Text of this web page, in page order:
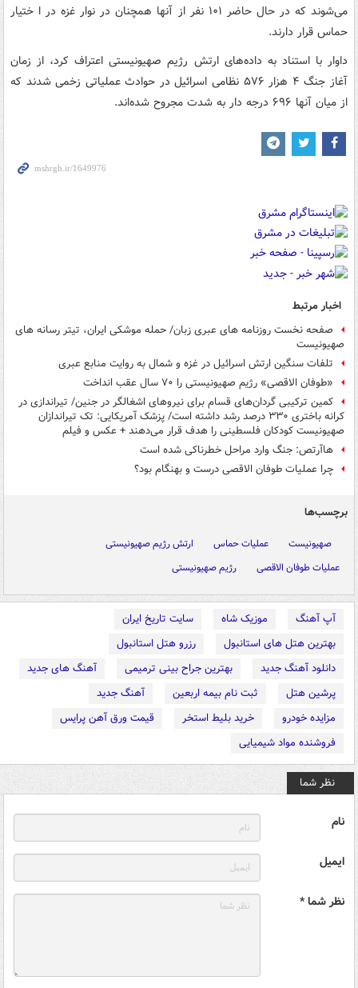
می‌شوند که در حال حاضر ۱۰۱ نفر از آنها همچنان در نوار غزه در ا ختیار
حماس قرار دارند.
داوار با استناد به داده‌های ارتش رژیم صهیونیستی اعتراف کرد، از زمان
آغاز جنگ ۴ هزار ۵۷۶ نظامی اسرائیل در حوادث عملیاتی زخمی‌ شدند که
از میان آنها ۶۹۶ درجه دار به شدت مجروح شده‌اند.
اخبار مرتبط
صفحه نخست روزنامه های عبری زبان/ حمله موشکی ایران، تیتر رسانه های
صهیونیست
تلفات سنگین ارتش اسرائیل در غزه و شمال به روایت منابع عبری
«طوفان الاقصی» رژیم صهیونیستی را ۷۰ سال عقب انداخت
کمین ترکیبی گردان‌های قسام برای نیروهای اشغالگر در جنین/ تیراندازی در
کرانه باختری ۳۳۰ درصد رشد داشته است/ پزشک آمریکایی: تک تیراندازان
صهیونیست کودکان فلسطینی‌ را هدف قرار می‌دهند + عکس و فیلم
هاآرتص: جنگ وارد مراحل خطرناکی شده است
چرا عملیات طوفان الاقصی درست و بهنگام بود؟
برچسب‌ها
صهیونیست عملیات حماس
ارتش رژیم صهیونیستی
عملیات طوفان الاقصی
رژیم صهیونیستی
آپ آهنگ موزیک شاه
سایت تاریخ ایران
بهترین هتل های استانبول
رزرو هتل استانبول
دانلود آهنگ جدید
بهترین جراح بینی ترمیمی
آهنگ های جدید
پرشین هتل
ثبت نام بیمه اربعین
آهنگ جدید
مزایده خودرو
خرید بلیط استخر
قیمت ورق آهن پرایس
فروشنده مواد شیمیایی
نظر شما
نام
ایمیل
نظر شما *